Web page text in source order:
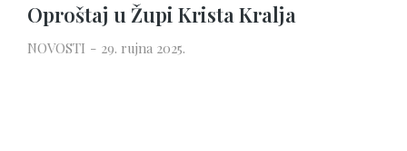
Oproštaj u Župi Krista Kralja
NOVOSTI 29. rujna 2025.